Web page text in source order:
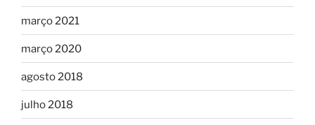
março 2021
março 2020
agosto 2018
julho 2018